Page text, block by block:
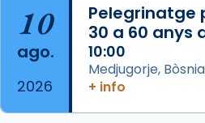
Arquebisbat de
2 weeks ago
Memòria de les santes
10
ago.
2026
Pelegrinatge
30 a 60 anys
10:00
Medjugorje,
+ info